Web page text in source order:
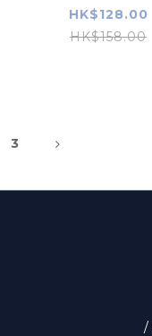
HK$128.00
HK$158.00
3
/